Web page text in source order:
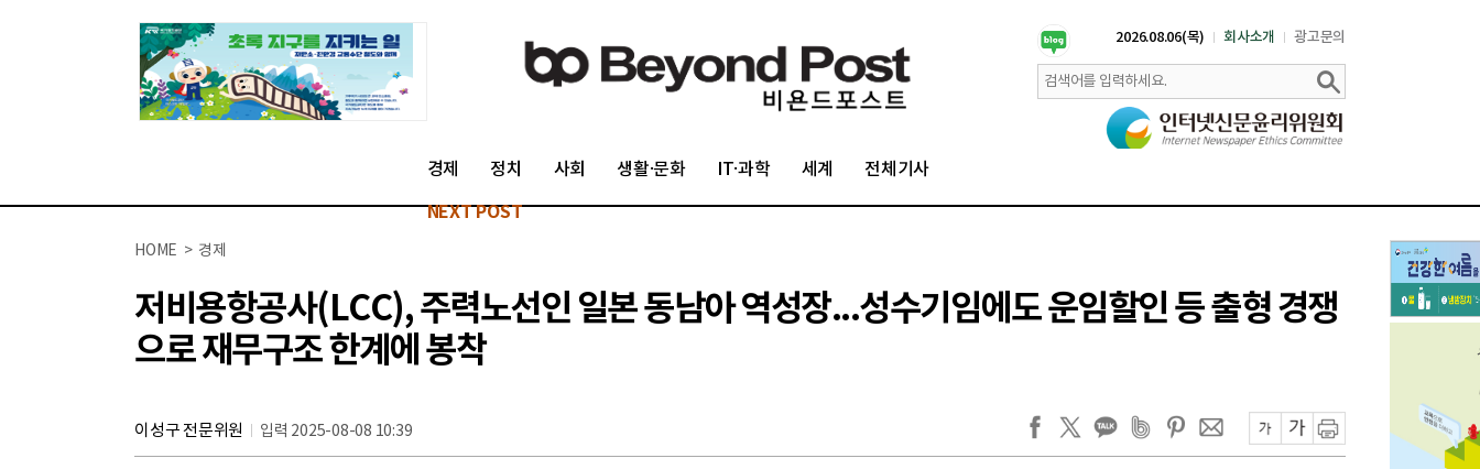
2026.08.06(목) 회사소개 광고문의
경제 정치 사회 생활·문화 IT·과학 세계 전체기사
NEXT POST
HOME > 경제
저비용항공사(LCC), 주력노선인 일본 동남아 역성장...성수기임에도 운임할인 등 출형 경쟁
으로 재무구조 한계에 봉착
이성구 전문위원 입력 2025-08-08 10:39